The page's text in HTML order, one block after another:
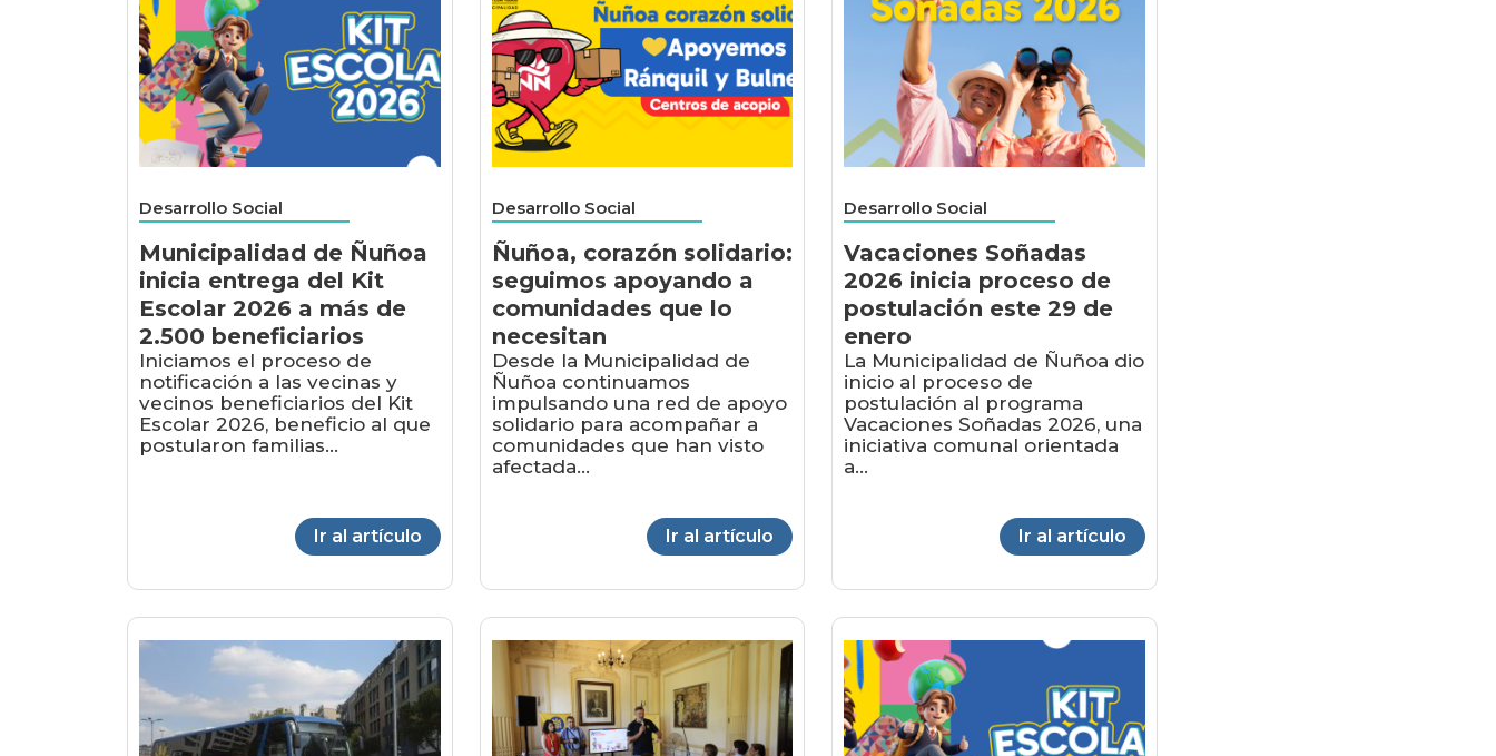
Desarrollo Social
Municipalidad de Ñuñoa
inicia entrega del Kit
Escolar 2026 a más de
2.500 beneficiarios
Iniciamos el proceso de
notificación a las vecinas y
vecinos beneficiarios del Kit
Escolar 2026, beneficio al que
postularon familias...
Ir al artículo
Desarrollo Social
Ñuñoa, corazón solidario:
seguimos apoyando a
comunidades que lo
necesitan
Desde la Municipalidad de
Ñuñoa continuamos
impulsando una red de apoyo
solidario para acompañar a
comunidades que han visto
afectada...
Ir al artículo
Desarrollo Social
Vacaciones Soñadas
2026 inicia proceso de
postulación este 29 de
enero
La Municipalidad de Ñuñoa dio
inicio al proceso de
postulación al programa
Vacaciones Soñadas 2026, una
iniciativa comunal orientada
a...
Ir al artículo